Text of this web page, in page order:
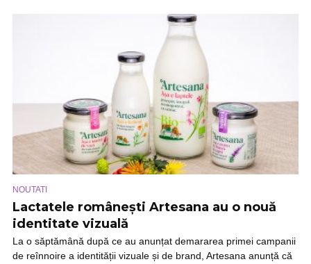
NOUTATI
Lactatele românești Artesana au o nouă
identitate vizuală
La o săptămână după ce au anunțat demararea primei campanii
de reînnoire a identității vizuale și de brand, Artesana anunță că